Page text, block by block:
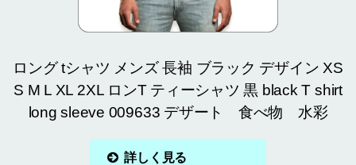
ロング tシャツ メンズ 長袖 ブラック デザイン XS
S M L XL 2XL ロンT ティーシャツ 黒 black T shirt
long sleeve 009633 デザート 食べ物 水彩
詳しく見る